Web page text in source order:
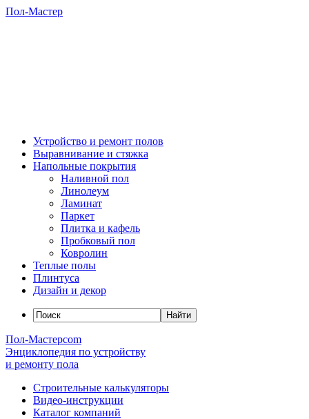
Пол-Мастер
Устройство и ремонт полов
Выравнивание и стяжка
Напольные покрытия
Наливной пол
Линолеум
Ламинат
Паркет
Плитка и кафель
Пробковый пол
Ковролин
Теплые полы
Плинтуса
Дизайн и декор
Пол-Мастерcom
Энциклопедия по устройству
и ремонту пола
Строительные калькуляторы
Видео-инструкции
Каталог компаний